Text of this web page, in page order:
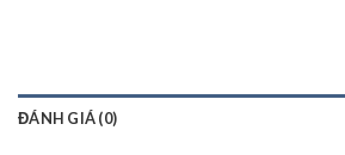
ĐÁNH GIÁ (0)